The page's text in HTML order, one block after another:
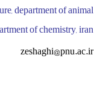
department of animal
of chemistry, iran
zeshaghi@pnu.ac.ir